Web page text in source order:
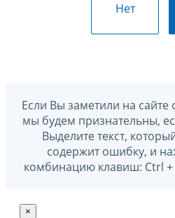
Нет
Если Вы заметили на сайте
мы будем признательны,
Выделите текст,
содержит ошибку, и
комбинацию клавиш: Ctrl
×